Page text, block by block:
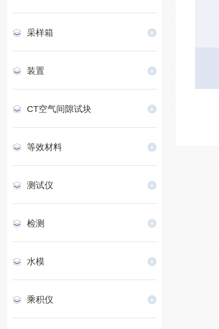
采样箱
装置
CT空气间隙试块
等效材料
测试仪
检测
水模
乘积仪